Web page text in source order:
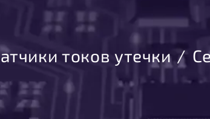
токов утечки